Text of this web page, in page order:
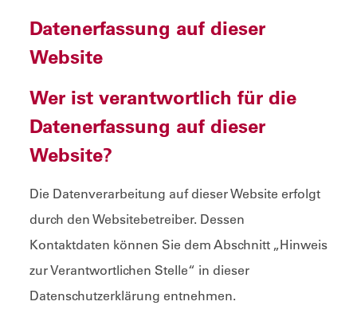
Datenerfassung auf dieser
Website
Wer ist verantwortlich für die
Datenerfassung auf dieser
Website?
Die Datenverarbeitung auf dieser Website erfolgt
durch den Websitebetreiber. Dessen
Kontaktdaten können Sie dem Abschnitt „Hinweis
zur Verantwortlichen Stelle“ in dieser
Datenschutzerklärung entnehmen.